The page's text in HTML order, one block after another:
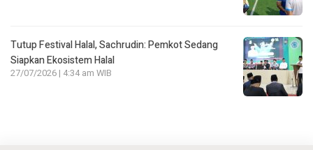
Tutup Festival Halal, Sachrudin: Pemkot Sedang
Siapkan Ekosistem Halal
27/07/2026 | 4:34 am WIB